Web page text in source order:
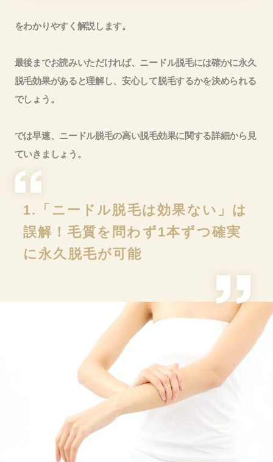
をわかりやすく解説します。
最後までお読みいただければ、ニードル脱毛には確かに永久
脱毛効果があると理解し、安心して脱毛するかを決められる
でしょう。
では早速、ニードル脱毛の高い脱毛効果に関する詳細から見
ていきましょう。
1.「ニードル脱毛は効果ない」は
誤解！毛質を問わず1本ずつ確実
に永久脱毛が可能